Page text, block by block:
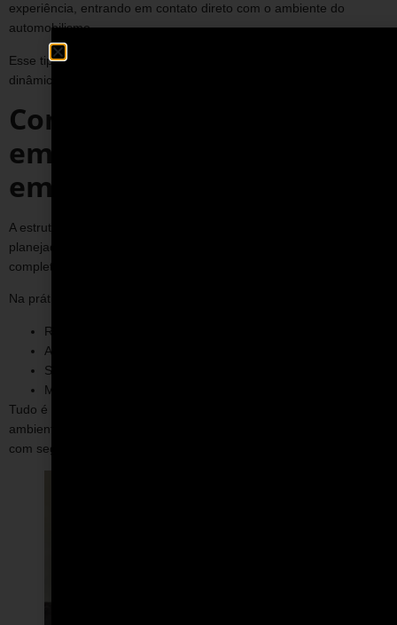
experiência, entrando em contato direto com o ambiente do
automobilismo.
Esse tipo de evento pode incluir desde treinamentos práticos até
dinâmicas de grupo e competições internas.
Como funciona um evento
em autódromo para
empresas
A estrutura de um evento corporativo no automobilismo é
planejada para garantir organização, segurança e uma experiência
completa para todos os participantes.
Na prática, o evento costuma seguir um fluxo bem definido:
Recepção e briefing inicial com orientações;
Apresentação do ambiente e das atividades;
Sessões práticas em pista ou simuladores;
Momentos de interação e integração entre equipes.
Tudo é conduzido com acompanhamento técnico e dentro de um
ambiente estruturado, permitindo que mesmo iniciantes participem
com segurança.